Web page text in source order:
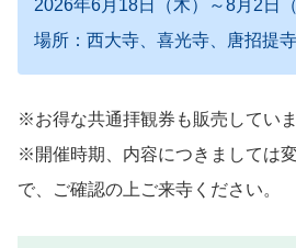
2026年6月18日（木）～8月2日（
場所：西大寺、喜光寺、唐招提
※お得な共通拝観券も販売していま
※開催時期、内容につきましては
で、ご確認の上ご来寺ください。